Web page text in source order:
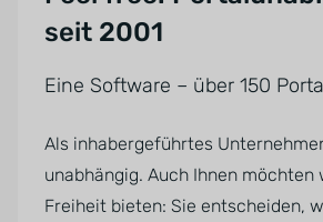
seit 2001
Eine Software – über 150
Als inhabergeführtes
unabhängig. Auch Ihnen möchten
Freiheit bieten: Sie entscheiden,